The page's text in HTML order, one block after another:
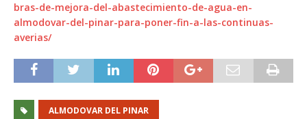
bras-de-mejora-del-abastecimiento-de-agua-en-
almodovar-del-pinar-para-poner-fin-a-las-continuas-
averias/
ALMODOVAR DEL PINAR